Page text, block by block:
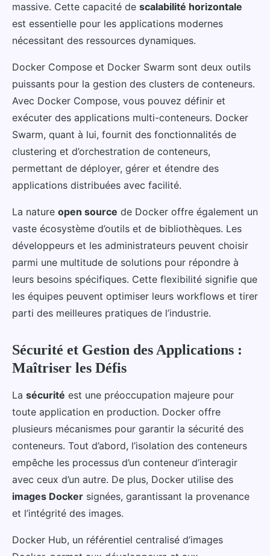
massive. Cette capacité de scalabilité horizontale
est essentielle pour les applications modernes
nécessitant des ressources dynamiques.
Docker Compose et Docker Swarm sont deux outils
puissants pour la gestion des clusters de conteneurs.
Avec Docker Compose, vous pouvez définir et
exécuter des applications multi-conteneurs. Docker
Swarm, quant à lui, fournit des fonctionnalités de
clustering et d’orchestration de conteneurs,
permettant de déployer, gérer et étendre des
applications distribuées avec facilité.
La nature open source de Docker offre également un
vaste écosystème d’outils et de bibliothèques. Les
développeurs et les administrateurs peuvent choisir
parmi une multitude de solutions pour répondre à
leurs besoins spécifiques. Cette flexibilité signifie que
les équipes peuvent optimiser leurs workflows et tirer
parti des meilleures pratiques de l’industrie.
Sécurité et Gestion des Applications :
Maîtriser les Défis
La sécurité est une préoccupation majeure pour
toute application en production. Docker offre
plusieurs mécanismes pour garantir la sécurité des
conteneurs. Tout d’abord, l’isolation des conteneurs
empêche les processus d’un conteneur d’interagir
avec ceux d’un autre. De plus, Docker utilise des
images Docker signées, garantissant la provenance
et l’intégrité des images.
Docker Hub, un référentiel centralisé d’images